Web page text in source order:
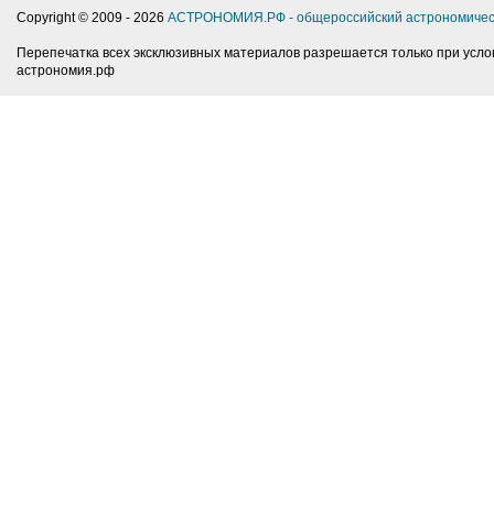
Copyright © 2009 - 2026 АСТРОНОМИЯ.РФ - общероссийский
Перепечатка всех эксклюзивных материалов разрешается только при
астрономия.рф